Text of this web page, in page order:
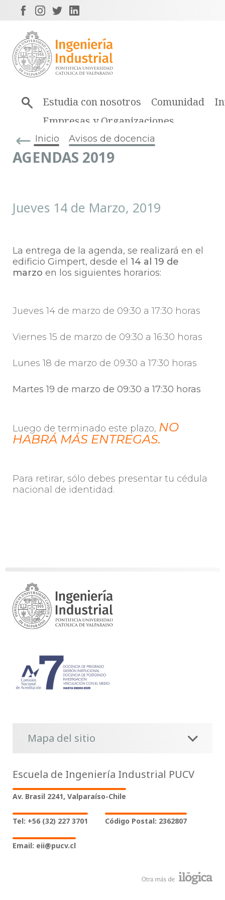
Estudia con nosotros Comunidad
Empresas y Organizaciones
Inicio Avisos de docencia
AGENDAS 2019
Jueves 14 de Marzo, 2019
La entrega de la agenda, se realizará en el
edificio Gimpert, desde el 14 al 19 de
marzo en los siguientes horarios:
Jueves 14 de marzo de 09:30 a 17:30 horas
Viernes 15 de marzo de 09:30 a 16:30 horas
Lunes 18 de marzo de 09:30 a 17:30 horas
Martes 19 de marzo de 09:30 a 17:30 horas
Luego de terminado este plazo, NO
HABRÁ MÁS ENTREGAS.
Para retirar, sólo debes presentar tu cédula
nacional de identidad.
Mapa del sitio
Escuela de Ingeniería Industrial PUCV
Av. Brasil 2241, Valparaíso-Chile
Tel: +56 (32) 227 3701 Código Postal: 2362807
Email: eii@pucv.cl